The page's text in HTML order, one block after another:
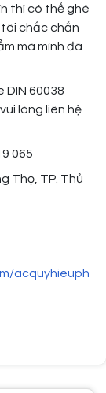
thì có thể ghé
tôi chắc chắn
mà mình đã
DIN 60038
lòng liên hệ
065
Thọ, TP. Thủ
acquyhieuph